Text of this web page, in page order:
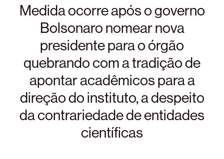
Medida ocorre após o governo
Bolsonaro nomear nova
presidente para o órgão
quebrando com a tradição de
apontar acadêmicos para a
direção do instituto, a despeito
da contrariedade de entidades
científicas